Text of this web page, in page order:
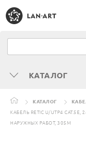
КАТАЛОГ
КАТАЛОГ
КАБЕЛЬ RETIC U/UTP4
НАРУЖНЫХ РАБОТ, 305М